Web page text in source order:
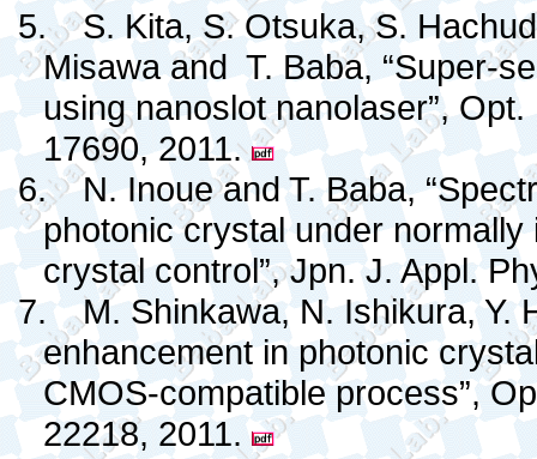
5.
S. Kita, S. Otsuka, S.
Misawa and T. Baba, “Super-
using nanoslot nanolaser”,
17690, 2011.
6.
N. Inoue and T. Baba,
photonic crystal under
crystal control”, Jpn. J. Appl.
7.
M. Shinkawa, N. Ishikura, Y.
enhancement in photonic
CMOS-compatible process”,
22218, 2011.